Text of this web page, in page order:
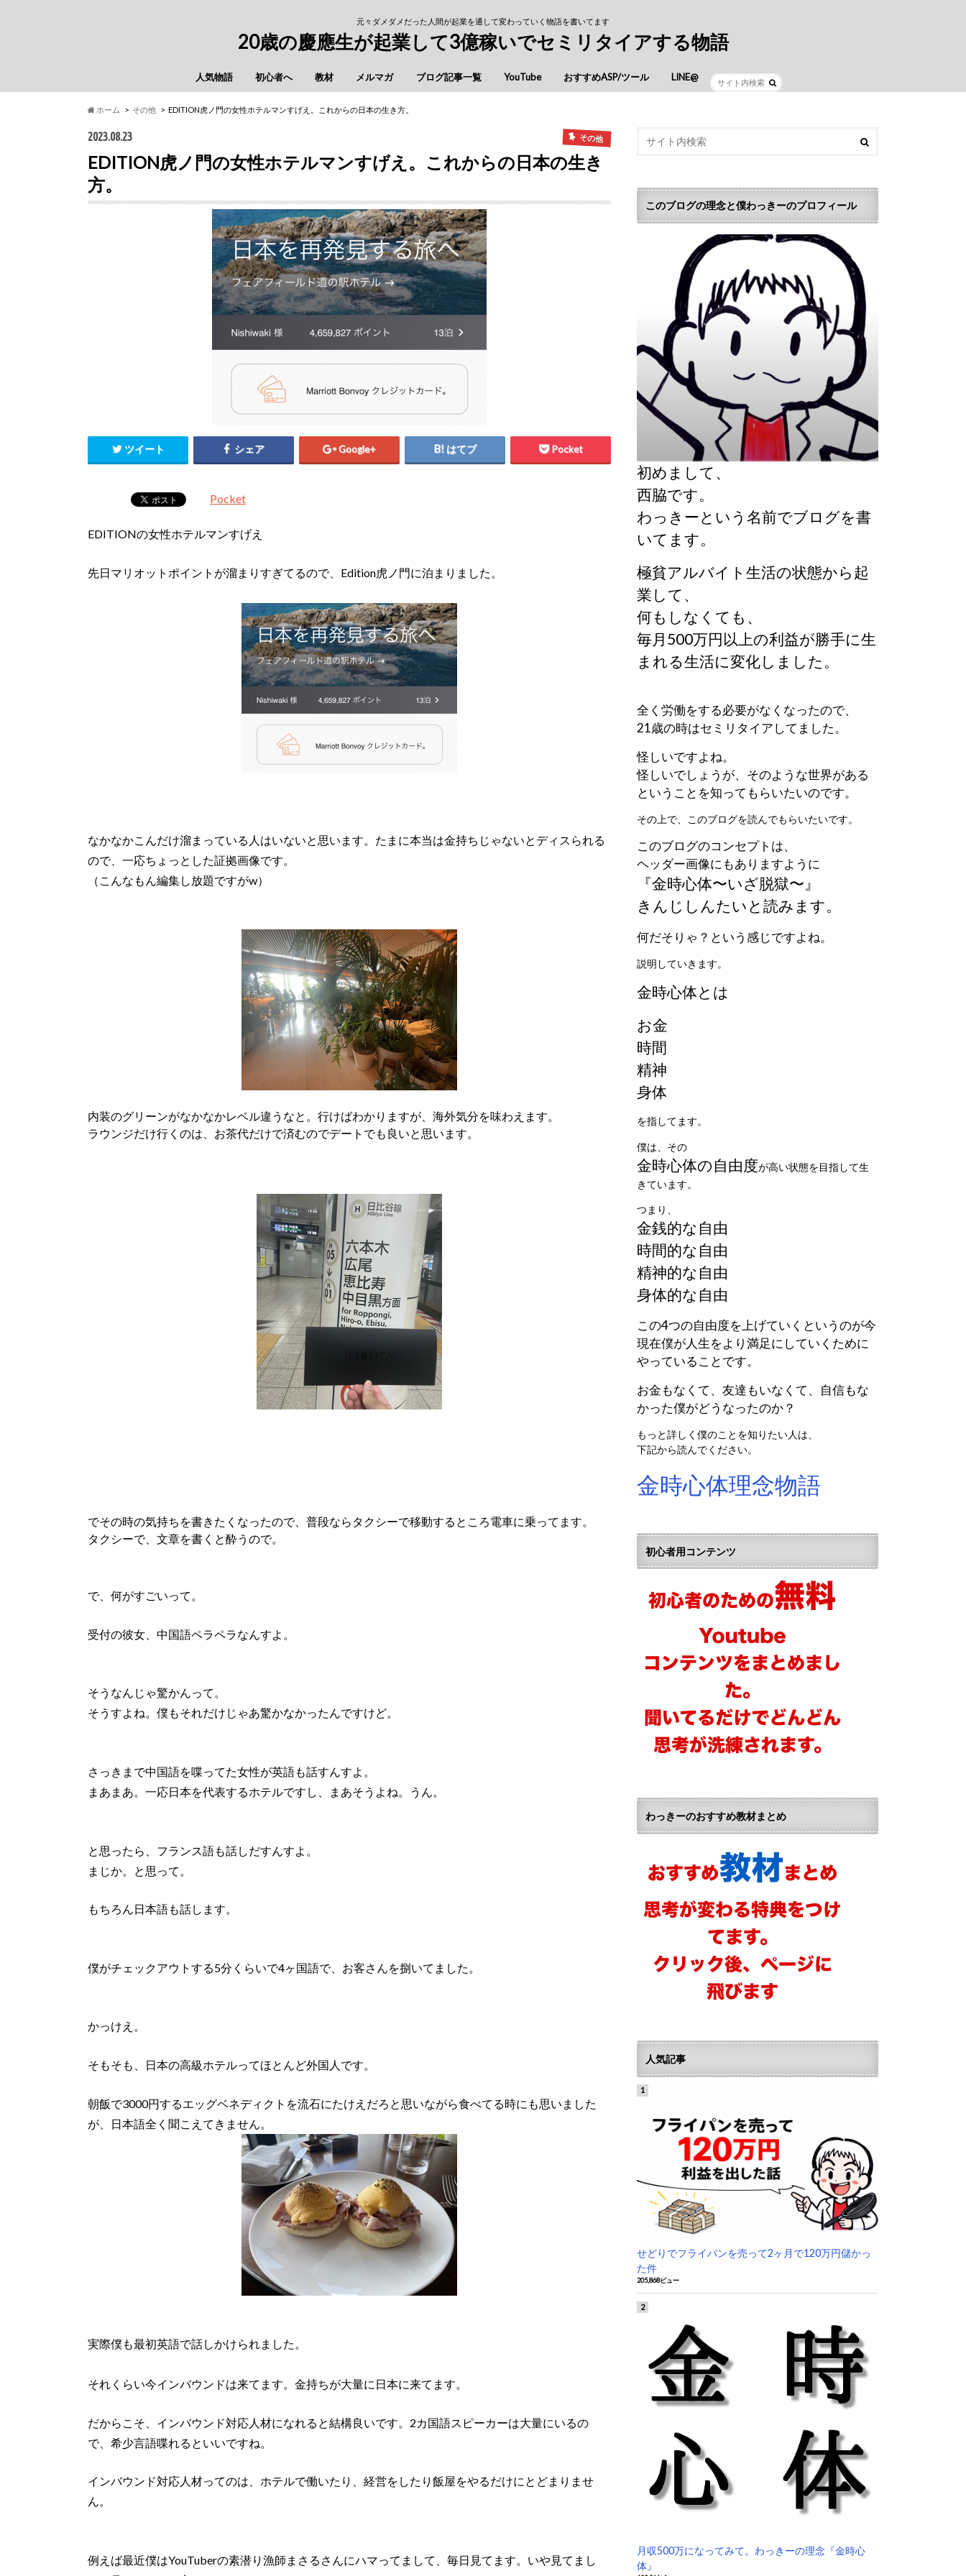
元々ダメダメだった人間が起業を通して変わっていく物語を書いてます
20歳の慶應生が起業して3億稼いでセミリタイアする物語
人気物語 初心者へ 教材 メルマガ ブログ記事一覧 YouTube おすすめASP/ツール LINE@
ホーム その他 EDITION虎ノ門の女性ホテルマンすげえ。これからの日本の生き方。
2023.08.23 その他
EDITION虎ノ門の女性ホテルマンすげえ。これからの日本の生き
方。
ツイート シェア Google+ はてブ Pocket
Pocket
EDITIONの女性ホテルマンすげえ
先日マリオットポイントが溜まりすぎてるので、Edition虎ノ門に泊まりました。
なかなかこんだけ溜まっている人はいないと思います。たまに本当は金持ちじゃないとディスられる
ので、一応ちょっとした証拠画像です。
（こんなもん編集し放題ですがw）
内装のグリーンがなかなかレベル違うなと。行けばわかりますが、海外気分を味わえます。
ラウンジだけ行くのは、お茶代だけで済むのでデートでも良いと思います。
でその時の気持ちを書きたくなったので、普段ならタクシーで移動するところ電車に乗ってます。
タクシーで、文章を書くと酔うので。
で、何がすごいって。
受付の彼女、中国語ペラペラなんすよ。
そうなんじゃ驚かんって。
そうすよね。僕もそれだけじゃあ驚かなかったんですけど。
さっきまで中国語を喋ってた女性が英語も話すんすよ。
まあまあ。一応日本を代表するホテルですし、まあそうよね。うん。
と思ったら、フランス語も話しだすんすよ。
まじか。と思って。
もちろん日本語も話します。
僕がチェックアウトする5分くらいで4ヶ国語で、お客さんを捌いてました。
かっけえ。
そもそも、日本の高級ホテルってほとんど外国人です。
朝飯で3000円するエッグベネディクトを流石にたけえだろと思いながら食べてる時にも思いました
が、日本語全く聞こえてきません。
実際僕も最初英語で話しかけられました。
それくらい今インバウンドは来てます。金持ちが大量に日本に来てます。
だからこそ、インバウンド対応人材になれると結構良いです。2カ国語スピーカーは大量にいるの
で、希少言語喋れるといいですね。
インバウンド対応人材ってのは、ホテルで働いたり、経営をしたり飯屋をやるだけにとどまりませ
ん。
例えば最近僕はYouTuberの素潜り漁師まさるさんにハマってまして、毎日見てます。いや見てまし
このブログの理念と僕わっきーのプロフィール
初めまして、
西脇です。
わっきーという名前でブログを書
いてます。
極貧アルバイト生活の状態から起
業して、
何もしなくても、
毎月500万円以上の利益が勝手に生
まれる生活に変化しました。
全く労働をする必要がなくなったので、
21歳の時はセミリタイアしてました。
怪しいですよね。
怪しいでしょうが、そのような世界がある
ということを知ってもらいたいのです。
その上で、このブログを読んでもらいたいです。
このブログのコンセプトは、
ヘッダー画像にもありますように
『金時心体〜いざ脱獄〜』
きんじしんたいと読みます。
何だそりゃ？という感じですよね。
説明していきます。
金時心体とは
お金
時間
精神
身体
を指してます。
僕は、その
金時心体の自由度が高い状態を目指して生
きています。
つまり、
金銭的な自由
時間的な自由
精神的な自由
身体的な自由
この4つの自由度を上げていくというのが今
現在僕が人生をより満足にしていくために
やっていることです。
お金もなくて、友達もいなくて、自信もな
かった僕がどうなったのか？
もっと詳しく僕のことを知りたい人は、
下記から読んでください。
金時心体理念物語
初心者用コンテンツ
わっきーのおすすめ教材まとめ
人気記事
せどりでフライパンを売って2ヶ月で120万円儲かっ
た件
205,868ビュー
月収500万になってみて。わっきーの理念『金時心
体』